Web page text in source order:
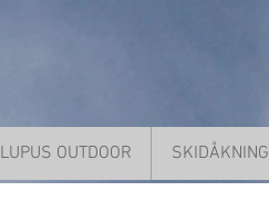
LUPUS OUTDOOR SKIDÅKNING